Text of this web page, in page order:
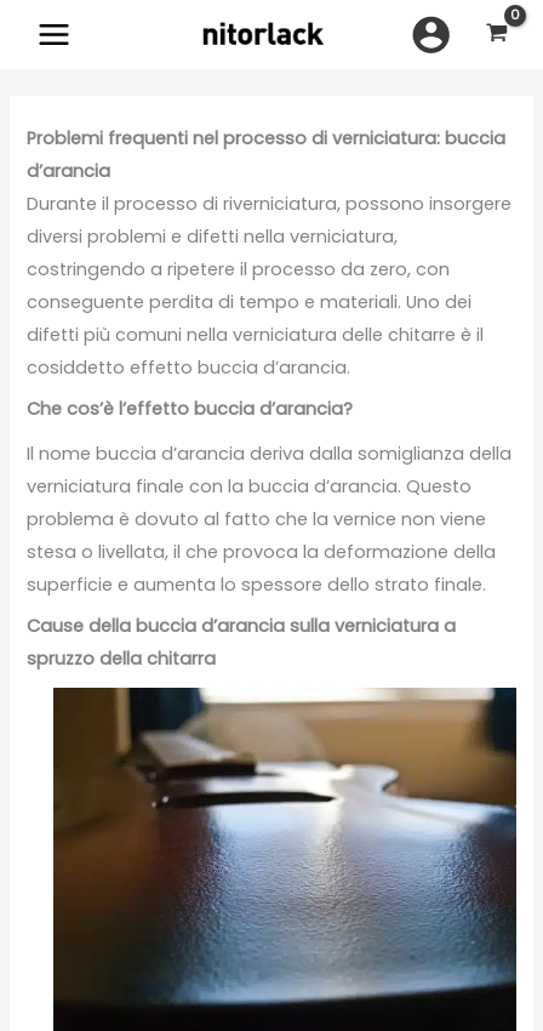
Problemi frequenti nel processo di verniciatura: buccia
d’arancia
Durante il processo di riverniciatura, possono insorgere
diversi problemi e difetti nella verniciatura,
costringendo a ripetere il processo da zero, con
conseguente perdita di tempo e materiali. Uno dei
difetti più comuni nella verniciatura delle chitarre è il
cosiddetto effetto buccia d’arancia.
Che cos’è l’effetto buccia d’arancia?
Il nome buccia d’arancia deriva dalla somiglianza della
verniciatura finale con la buccia d’arancia. Questo
problema è dovuto al fatto che la vernice non viene
stesa o livellata, il che provoca la deformazione della
superficie e aumenta lo spessore dello strato finale.
Cause della buccia d’arancia sulla verniciatura a
spruzzo della chitarra